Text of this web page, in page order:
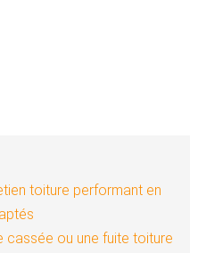
toiture performant en
cassée ou une fuite toiture